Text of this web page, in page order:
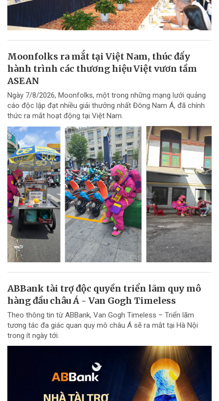
Moonfolks ra mắt tại Việt Nam, thúc đẩy
hành trình các thương hiệu Việt vươn tầm
ASEAN
Ngày 7/8/2026, Moonfolks, một trong những mạng lưới quảng
cáo độc lập đạt nhiều giải thưởng nhất Đông Nam Á, đã chính
thức ra mắt hoạt động tại Việt Nam.
ABBank tài trợ độc quyền triển lãm quy mô
hàng đầu châu Á - Van Gogh Timeless
Theo thông tin từ ABBank, Van Gogh Timeless – Triển lãm
tương tác đa giác quan quy mô châu Á sẽ ra mắt tại Hà Nội
trong ít ngày tới.